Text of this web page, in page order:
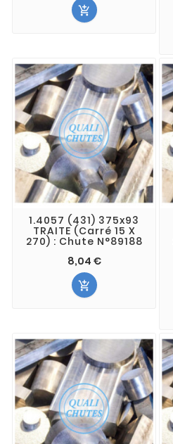

1.4057 (431) 375x93
TRAITE (Carré 15 X
270) : Chute N°89188
8,04 €
